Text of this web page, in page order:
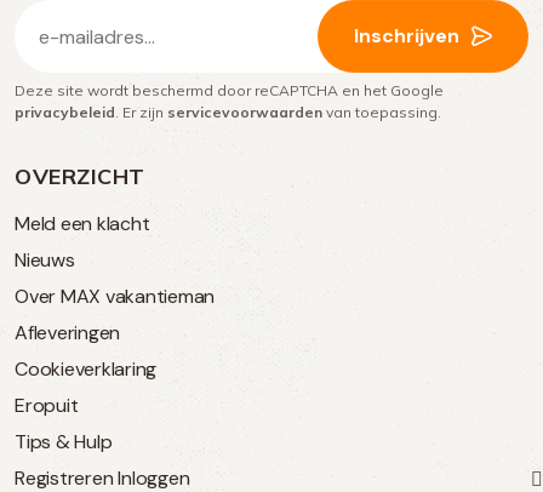
OVERZICHT
Meld een klacht
Nieuws
Over MAX vakantieman
Afleveringen
Cookieverklaring
Eropuit
Tips & Hulp
Registreren Inloggen
mailadres
(Vereist)
Inschrijven
Deze site wordt beschermd door reCAPTCHA en het Google
privacybeleid . Er zijn servicevoorwaarden van toepassing.